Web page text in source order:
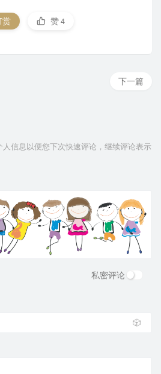
赏 赞4
下一篇
人信息以便您下次快速评论，继续评论表示
私密评论
🎲